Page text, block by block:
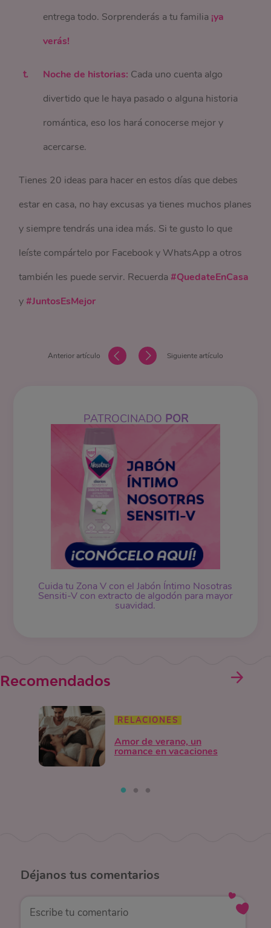
entrega todo. Sorprenderás a tu familia ¡ya
verás!
Noche de historias: Cada uno cuenta algo
divertido que le haya pasado o alguna historia
romántica, eso los hará conocerse mejor y
acercarse.
Tienes 20 ideas para hacer en estos días que debes
estar en casa, no hay excusas ya tienes muchos planes
y siempre tendrás una idea más. Si te gusto lo que
leíste compártelo por Facebook y WhatsApp a otros
también les puede servir. Recuerda#QuedateEnCasa
y#JuntosEsMejor
Anterior artículo Siguiente artículo
PATROCINADO POR
Cuida tu Zona V con el Jabón Íntimo Nosotras
Sensiti-V con extracto de algodón para mayor
suavidad.
Recomendados
RELACIONES
Amor de verano, un
romance en vacaciones
Déjanos tus comentarios